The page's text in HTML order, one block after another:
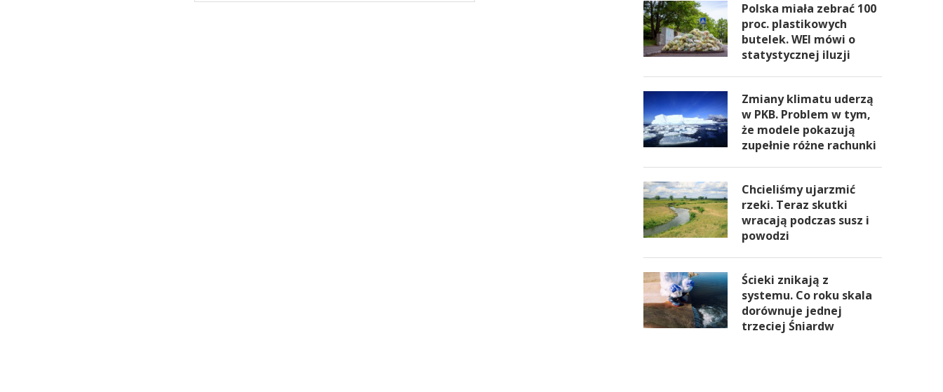
Polska miała zebrać 100
proc. plastikowych
butelek. WEI mówi o
statystycznej iluzji
Zmiany klimatu uderzą
w PKB. Problem w tym,
że modele pokazują
zupełnie różne rachunki
Chcieliśmy ujarzmić
rzeki. Teraz skutki
wracają podczas susz i
powodzi
Ścieki znikają z
systemu. Co roku skala
dorównuje jednej
trzeciej Śniardw